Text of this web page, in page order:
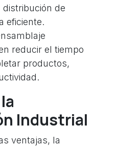
de
eficiente.
reducir el tiempo
productos,
Industrial
ventajas, la